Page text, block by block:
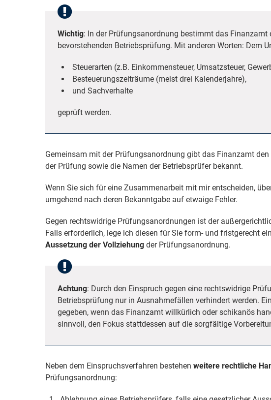
Wichtig: In der Prüfungsanordnung bestimmt das Finanzamt
bevorstehenden Betriebsprüfung. Mit anderen Worten: Dem
Steuerarten (z.B. Einkommensteuer, Umsatzsteuer,
Besteuerungszeiträume (meist drei Kalenderjahre),
und Sachverhalte
geprüft werden.
Gemeinsam mit der Prüfungsanordnung gibt das Finanzamt
der Prüfung sowie die Namen der Betriebsprüfer bekannt.
Wenn Sie sich für eine Zusammenarbeit mit mir entscheiden,
umgehend nach deren Bekanntgabe auf etwaige Fehler.
Gegen rechtswidrige Prüfungsanordnungen ist der
Falls erforderlich, lege ich diesen für Sie form- und fristgerecht
Aussetzung der Vollziehung der Prüfungsanordnung.
Achtung: Durch den Einspruch gegen eine rechtswidrige
Betriebsprüfung nur in Ausnahmefällen verhindert werden.
gegeben, wenn das Finanzamt willkürlich oder schikanös
sinnvoll, den Fokus stattdessen auf die sorgfältige
Neben dem Einspruchsverfahren bestehen weitere rechtliche
Prüfungsanordnung: